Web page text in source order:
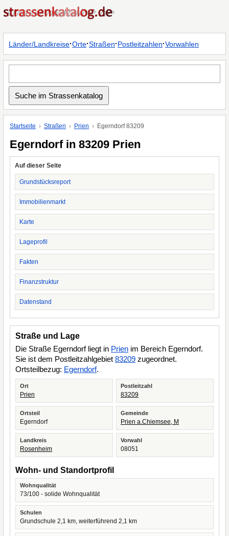
Länder/Landkreise·Orte·Straßen·Postleitzahlen·Vorwahlen
Startseite Straßen Prien Egerndorf 83209
Egerndorf in 83209 Prien
Auf dieser Seite
Grundstücksreport
Immobilienmarkt
Karte
Lageprofil
Fakten
Finanzstruktur
Datenstand
Straße und Lage
Die Straße Egerndorf liegt in Prien im Bereich Egerndorf.
Sie ist dem Postleitzahlgebiet 83209 zugeordnet.
Ortsteilbezug: Egerndorf.
Ort
Prien
Postleitzahl
83209
Ortsteil
Egerndorf
Gemeinde
Prien a.Chiemsee, M
Landkreis
Rosenheim
Vorwahl
08051
Wohn- und Standortprofil
Wohnqualität
73/100 - solide Wohnqualität
Schulen
Grundschule 2,1 km, weiterführend 2,1 km